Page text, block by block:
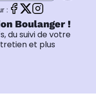
:
Boulanger !
du suivi de votre
et plus